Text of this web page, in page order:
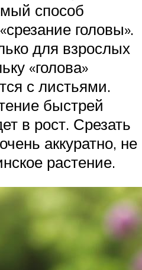
способ
головы».
для взрослых
«голова»
с листьями.
быстрей
в рост. Срезать
аккуратно, не
растение.